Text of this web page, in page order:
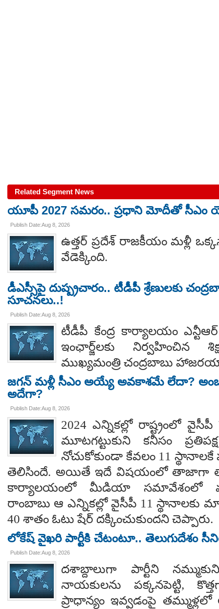
Related Segment News
యూపీ 2027 సమరం.. ప్రధాని మోదీతో సీఎం
Publish Date:Aug 8, 2026
ఉత్తర్ ప్రదేశ్ రాజకీయం మళ్లీ
వేడెక్కింది.
డీఎస్సీపై దుష్ప్రచారం.. టీడీపీ శ్రేణులకు
సూచనలు..!
Publish Date:Aug 8, 2026
టీడీపీ కేంద్ర కార్యాలయం
ఇంఛార్జ్‌లకు నిర్వహించిన
ముఖ్యమంత్రి చంద్రబాబు
జగన్ మళ్లీ సీఎం అయ్యే అవకాశమే లేదా?
అదేగా?
Publish Date:Aug 8, 2026
2024 ఎన్నికల్లో రాష్ట్రంలో
మూటగట్టుకుని కనీసం
నోచుకోకుండా కేవలం 11
తెలిసిందే. అయితే ఇదే విషయంలో తాజాగా
కార్యాలయంలో మీడియా సమావేశంలో
రాంబాబు ఆ ఎన్నికల్లో వైసీపీ 11
40 శాతం ఓటు షేర్ దక్కించుకుందని చెప్పారు.
లోకేష్ వైఖరి పార్టీకి చేటంటూ.. తెలుగుదేశం
Publish Date:Aug 8, 2026
దశాబ్దాలుగా పార్టీని
నాయకులను పక్కనపెట్టి,
ప్రాధాన్యం ఇవ్వడంపై తమ్ముళ్లలో